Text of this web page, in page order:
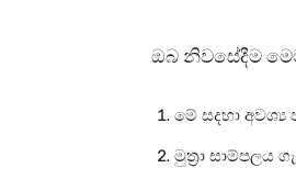
ඔබ නිවසේදීම
මේ සදහා
මුත්‍රා